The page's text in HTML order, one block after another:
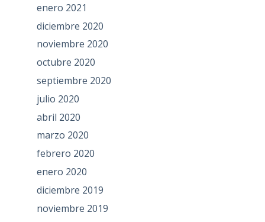
enero 2021
diciembre 2020
noviembre 2020
octubre 2020
septiembre 2020
julio 2020
abril 2020
marzo 2020
febrero 2020
enero 2020
diciembre 2019
noviembre 2019